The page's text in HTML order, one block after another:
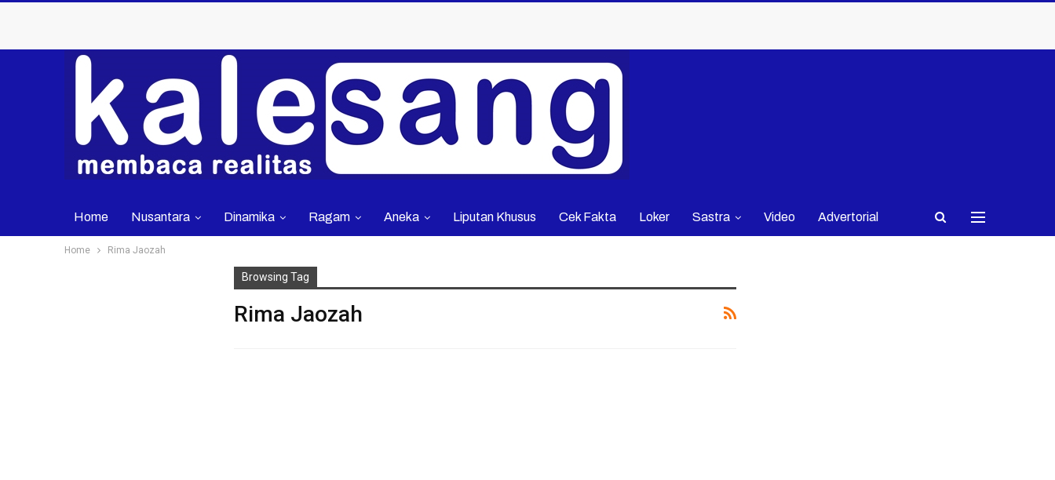
Home Nusantara Dinamika Ragam Aneka Liputan Khusus Cek Fakta Loker Sastra Video Advertorial
Home Rima Jaozah
Browsing Tag
Rima Jaozah